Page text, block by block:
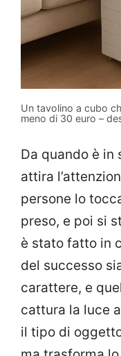
Un tavolino a cubo
meno di 30 euro –
Da quando è in
attira
persone lo
preso, e poi si
è stato fatto in
del successo
carattere, e
cattura la luce
il tipo di